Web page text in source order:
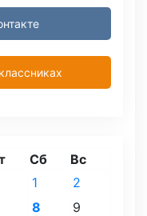
Сб Вс
1
2
8
9